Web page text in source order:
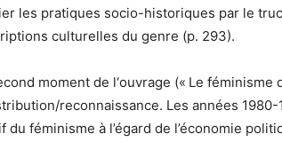
les pratiques socio-historiques par le
culturelles du genre (p. 293).
moment de l‘ouvrage (« Le
reconnaissance. Les années
du féminisme à l’égard de l’économie